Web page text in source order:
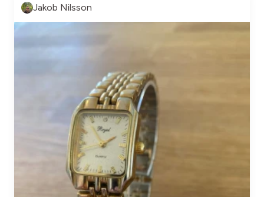
Jakob Nilsson